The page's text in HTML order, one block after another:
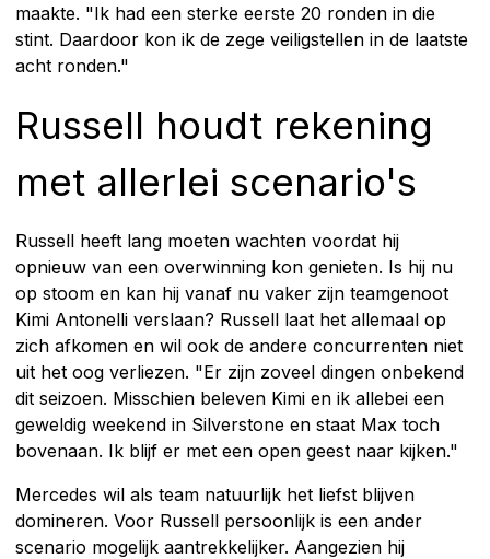
maakte. "Ik had een sterke eerste 20 ronden in die
stint. Daardoor kon ik de zege veiligstellen in de laatste
acht ronden."
Russell houdt rekening
met allerlei scenario's
Russell heeft lang moeten wachten voordat hij
opnieuw van een overwinning kon genieten. Is hij nu
op stoom en kan hij vanaf nu vaker zijn teamgenoot
Kimi Antonelli verslaan? Russell laat het allemaal op
zich afkomen en wil ook de andere concurrenten niet
uit het oog verliezen. "Er zijn zoveel dingen onbekend
dit seizoen. Misschien beleven Kimi en ik allebei een
geweldig weekend in Silverstone en staat Max toch
bovenaan. Ik blijf er met een open geest naar kijken."
Mercedes wil als team natuurlijk het liefst blijven
domineren. Voor Russell persoonlijk is een ander
scenario mogelijk aantrekkelijker. Aangezien hij